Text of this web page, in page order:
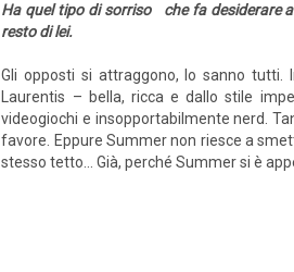
Ha quel tipo di sorriso che fa desiderare
resto di lei.
Gli opposti si attraggono, lo sanno tutti.
Laurentis – bella, ricca e dallo stile
videogiochi e insopportabilmente nerd.
favore. Eppure Summer non riesce a
stesso tetto... Già, perché Summer si è